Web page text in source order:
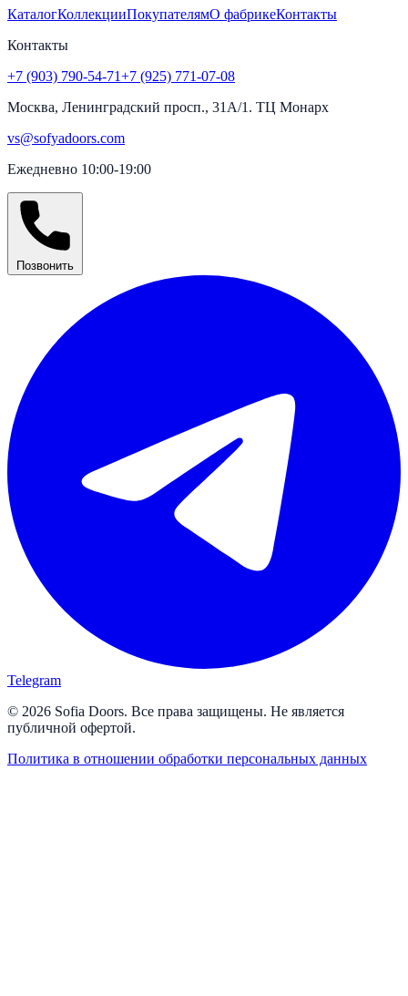
КаталогКоллекцииПокупателямО фабрикеКонтакты
Контакты
+7 (903) 790-54-71+7 (925) 771-07-08
Москва, Ленинградский просп., 31А/1. ТЦ Монарх
vs@sofyadoors.com
Ежедневно 10:00-19:00
Позвонить
Telegram
© 2026 Sofia Doors. Все права защищены. Не является
публичной офертой.
Политика в отношении обработки персональных данных